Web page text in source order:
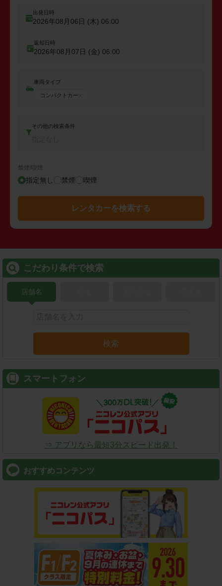
出発日時
2026年08月06日 (木) 06:00
返却日時
2026年08月07日 (金) 06:00
車両タイプ
コンパクトカー
その他の検索条件
禁煙/喫煙
指定無し 禁煙 喫煙
レンタカーを検索する
こだわり条件で検索
店舗名
検索
スマートフォン
⇒ アプリなら最短3分スピード出発！
おすすめコンテンツ